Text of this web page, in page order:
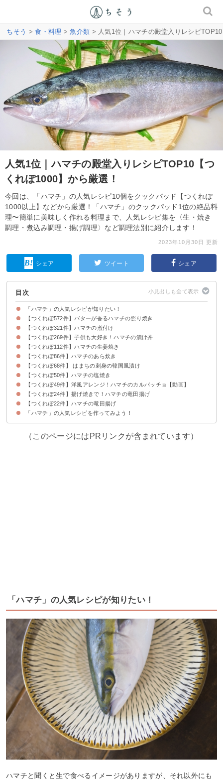
ちそう >食・料理 >魚介類 > 人気1位｜ハマチの殿堂入りレシピ
人気1位｜ハマチの殿堂入りレシピTOP10【つ
くれぽ1000】から厳選！
今回は、「ハマチ」の人気レシピ10個をクックパッド【つくれぽ
1000以上】などから厳選！「ハマチ」のクックパッド1位の絶品料
理〜簡単に美味しく作れる料理まで、人気レシピ集を〈生・焼き
調理・煮込み調理・揚げ調理〉など調理法別に紹介します！
2023年10月30日 更新
シェア ツイート シェア
目次
「ハマチ」の人気レシピが知りたい！
【つくれぽ572件】バターが香るハマチの照り焼き
【つくれぽ321件】ハマチの煮付け
【つくれぽ269件】子供も大好き！ハマチの漬け丼
【つくれぽ112件】ハマチの生姜焼き
【つくれぽ86件】ハマチのあら炊き
【つくれぽ68件】 はまちの刺身の韓国風漬け
【つくれぽ50件】ハマチの塩焼き
【つくれぽ49件】洋風アレンジ！ハマチのカルパッチョ【動画】
【つくれぽ24件】揚げ焼きで！ハマチの竜田揚げ
【つくれぽ22件】ハマチの竜田揚げ
「ハマチ」の人気レシピを作ってみよう！
（このページにはPRリンクが含まれています）
「ハマチ」の人気レシピが知りたい！
ハマチと聞くと生で食べるイメージがありますが、それ以外にも